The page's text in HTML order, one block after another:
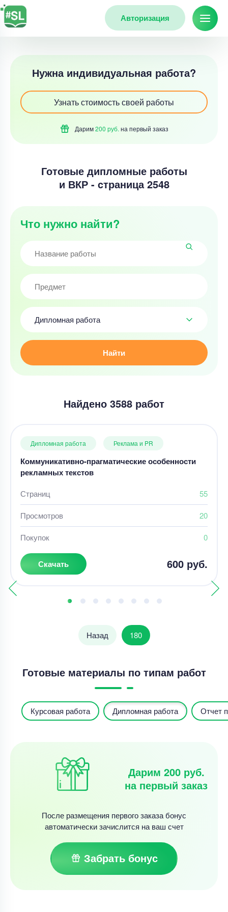
Авторизация
Нужна индивидуальная работа?
Узнать стоимость своей работы
Дарим200 руб. на первый заказ
Готовые дипломные работы
и ВКР - cтраница 2548
Что нужно найти?
Дипломная работа
Найти
Найдено 3588 работ
Дипломная работа Реклама и PR
Коммуникативно-прагматические особенности
рекламных текстов
Страниц 55
Просмотров 20
Покупок 0
Скачать 600 руб.
Назад 180
Готовые материалы по типам работ
Курсовая работа Дипломная работа Отчет
Дарим 200 руб.
на первый заказ
После размещения первого заказа бонус
автоматически зачислится на ваш счет
Забрать бонус